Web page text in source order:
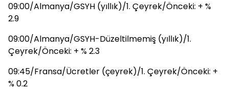
09:00/Almanya/GSYH (yıllık)/1. Çeyrek/Önceki: + %
2.9
09:00/Almanya/GSYH-Düzeltilmemiş (yıllık)/1.
Çeyrek/Önceki: + % 2.3
09:45/Fransa/Ücretler (çeyrek)/1. Çeyrek/Önceki: +
% 0.2